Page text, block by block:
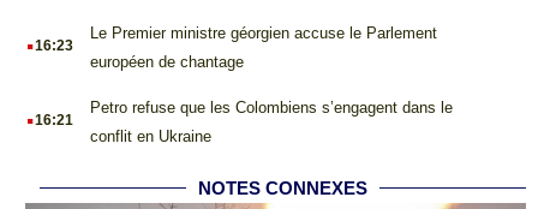
.16:23
Le Premier ministre géorgien accuse le Parlement
européen de chantage
.16:21
Petro refuse que les Colombiens s’engagent dans le
conflit en Ukraine
NOTES CONNEXES